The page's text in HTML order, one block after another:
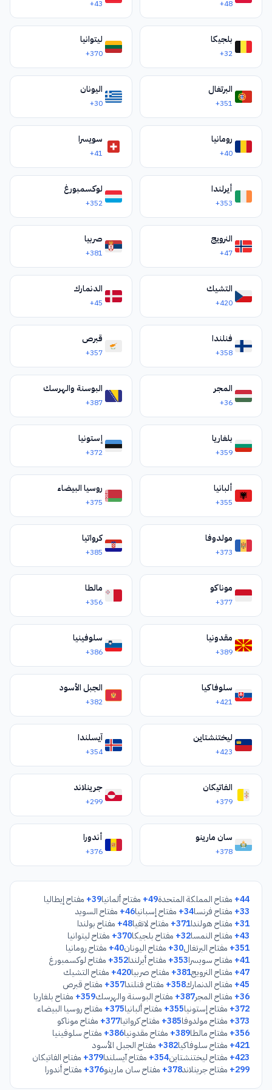
كراماتورسك/سلافيانسك
3134 سولوتفينو/تياتشيف
جريات بيريزني
3136
3141 بيريهوفي
3142
3143 فينوجرادوف
3144
3145 بيريشين
3146
3230 بوستوميتي
3231
موستيسكا
3236
3239
نيكوليف
3244
3245 ستري
3247
3248 بوريسلاف/سخيدنيتسيا
3249
3251 سكولي/سلافسكي
3252
3254 كاميانكا-بوزكا
3255
3257 سوكال
3259 يافوريف
مورشين
3261 نوفي روزدول
3263 بيرميشلياني
3264 بوسك
3265 زولوتشيف
+48
+43
بلجيكا
+32
ليتوانيا
+370
البرتغال
+351
اليونان
+30
رومانيا
+40
سويسرا
+41
أيرلندا
+353
لوكسمبورغ
+352
النرويج
+47
صربيا
+381
التشيك
+420
الدنمارك
+45
فنلندا
+358
قبرص
+357
المجر
+36
البوسنة والهرسك
+387
بلغاريا
+359
إستونيا
+372
ألبانيا
+355
روسيا البيضاء
+375
مولدوفا
+373
كرواتيا
+385
موناكو
+377
مالطا
+356
مقدونيا
+389
سلوفينيا
+386
سلوفاكيا
+421
الجبل الأسود
+382
ليختنشتاين
+423
آيسلندا
+354
الفاتيكان
+379
جرينلاند
+299
سان مارينو
+378
أندورا
+376
+44 مفتاح المملكة المتحدة+49 مفتاح ألمانيا+39 مفتاح إيطاليا
+33 مفتاح فرنسا+34 مفتاح إسبانيا+46 مفتاح السويد
+31 مفتاح هولندا+371 مفتاح لاتفيا+48 مفتاح بولندا
+43 مفتاح النمسا+32 مفتاح بلجيكا+370 مفتاح ليتوانيا
+351 مفتاح البرتغال+30 مفتاح اليونان+40 مفتاح رومانيا
+41 مفتاح سويسرا+353 مفتاح أيرلندا+352 مفتاح لوكسمبورغ
+47 مفتاح النرويج+381 مفتاح صربيا+420 مفتاح التشيك
+45 مفتاح الدنمارك+358 مفتاح فنلندا+357 مفتاح قبرص
+36 مفتاح المجر+387 مفتاح البوسنة والهرسك+359 مفتاح بلغاريا
+372 مفتاح إستونيا+355 مفتاح ألبانيا+375 مفتاح روسيا البيضاء
+373 مفتاح مولدوفا+385 مفتاح كرواتيا+377 مفتاح موناكو
+356 مفتاح مالطا+389 مفتاح مقدونيا+386 مفتاح سلوفينيا
+421 مفتاح سلوفاكيا+382 مفتاح الجبل الأسود
+423 مفتاح ليختنشتاين+354 مفتاح آيسلندا+379 مفتاح الفاتيكان
+299 مفتاح جرينلاند+378 مفتاح سان مارينو+376 مفتاح أندورا